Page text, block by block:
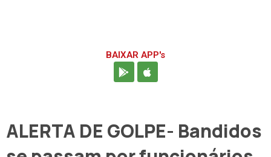
BAIXAR APP's
ALERTA DE GOLPE- Bandidos